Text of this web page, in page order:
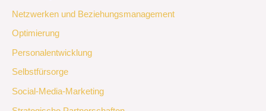
Netzwerken und Beziehungsmanagement
Optimierung
Personalentwicklung
Selbstfürsorge
Social-Media-Marketing